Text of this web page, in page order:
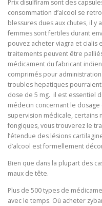
Prix disulfiram sont des
consommation d’alcool se
blessures dues aux chutes, il y
femmes sont fertiles durant
pouvez acheter viagra et cialis
traitements peuvent être
médicament du fabricant
comprimés pour
troubles hepatiques pourraient
dose de 5 mg. ​ il est essentiel
médecin concernant le
supervision médicale, certains
fongiques, vous trouverez le
l’étendue des lésions
d’alcool est formellement
Bien que dans la plupart des
maux de tête.
Plus de 500 types de
avec le temps. Où acheter